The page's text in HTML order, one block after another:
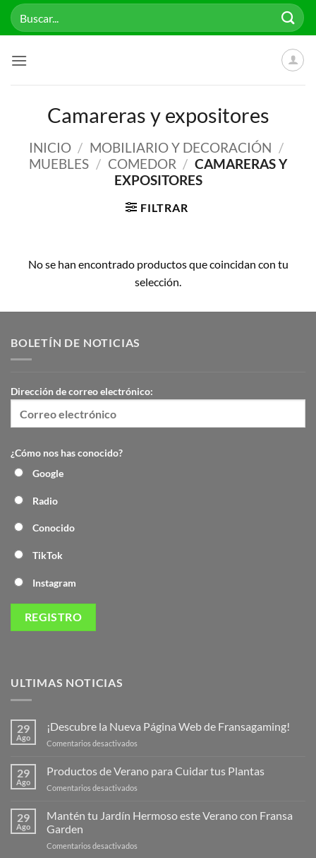
Saltar
Buscar
por:
Camareras y expositores
INICIO / MOBILIARIO Y DECORACIÓN /
MUEBLES / COMEDOR / CAMARERAS Y
EXPOSITORES
FILTRAR
No se han encontrado productos que coincidan con tu
selección.
BOLETÍN DE NOTICIAS
Dirección de correo electrónico:
¿Cómo nos has conocido?
Google
Radio
Conocido
TikTok
Instagram
ULTIMAS NOTICIAS
29
Ago
¡Descubre la Nueva Página Web de Fransagaming!
Comentarios desactivados
Nueva
de
29
Ago
Productos de Verano para Cuidar tus Plantas
Comentarios desactivados
de
Verano
29
Ago
Mantén tu Jardín Hermoso este Verano con Fransa
Garden
Comentarios desactivados